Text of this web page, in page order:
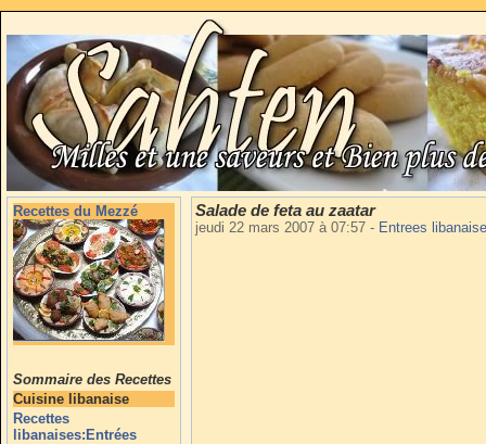
Recettes du Mezzé
Sommaire des Recettes
Cuisine libanaise
Recettes
libanaises:Entrées
Salade de feta au zaatar
jeudi 22 mars 2007 à 07:57 - Entrees